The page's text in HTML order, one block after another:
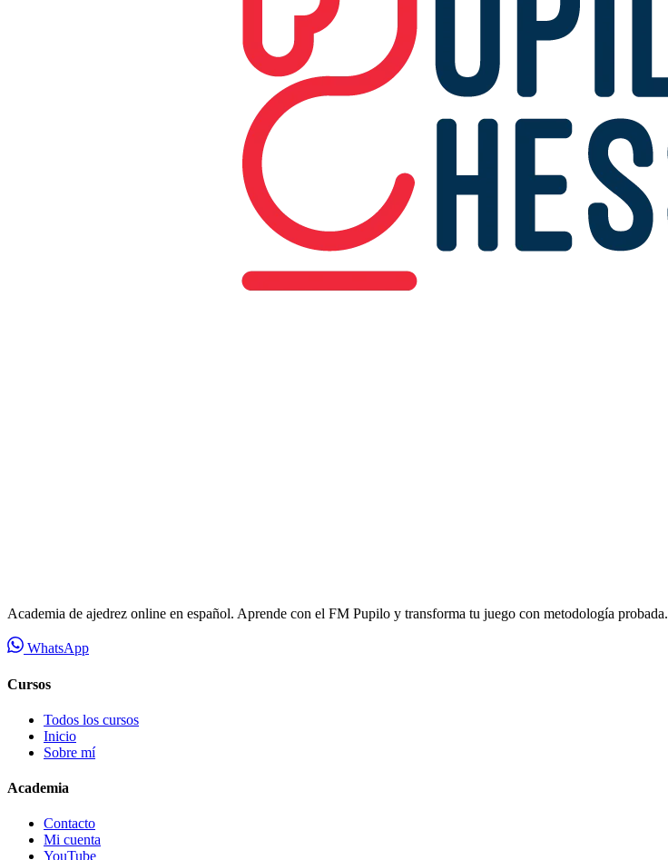
Academia de ajedrez online en español. Aprende con el FM Pupilo y transforma tu juego con metodología probada.
WhatsApp
Cursos
Todos los cursos
Inicio
Sobre mí
Academia
Contacto
Mi cuenta
YouTube